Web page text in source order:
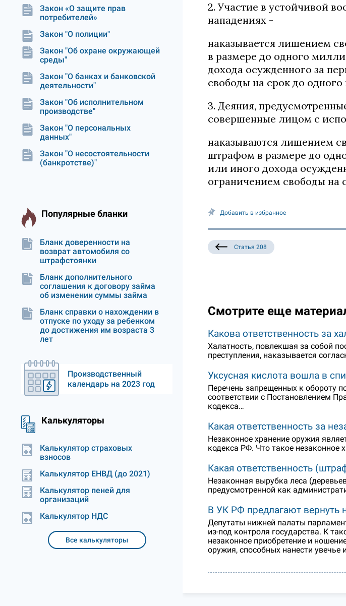
Закон «О защите прав
потребителей»
Закон "О полиции"
Закон "Об охране окружающей
среды"
Закон "О банках и банковской
деятельности"
Закон "Об исполнительном
производстве"
Закон "О персональных
данных"
Закон "О несостоятельности
(банкротстве)"
Популярные бланки
Бланк доверенности на
возврат автомобиля со
штрафстоянки
Бланк дополнительного
соглашения к договору займа
об изменении суммы займа
Бланк справки о нахождении в
отпуске по уходу за ребенком
до достижения им возраста 3
лет
Производственный
календарь на 2023 год
Калькуляторы
Калькулятор страховых
взносов
Калькулятор ЕНВД (до 2021)
Калькулятор пеней для
организаций
Калькулятор НДС
Все калькуляторы
2. Участие в устойчивой
нападениях -
наказывается лишением
в размере до одного
дохода осужденного за
свободы на срок до одного
3. Деяния,
совершенные лицом с
наказываются лишением
штрафом в размере до
или иного дохода
ограничением свободы на
Добавить в избранное
Статья 208
Смотрите еще
Какова ответственность за
Халатность, повлекшая за собой
преступления, наказывается
Уксусная кислота вошла в
Перечень запрещенных к обороту
соответствии с Постановлением
кодекса…
Какая ответственность за
Незаконное хранение оружия
кодекса РФ. Что такое незаконное
Какая ответственность
Незаконная вырубка леса
предусмотренной как
В УК РФ предлагают вернуть
Депутаты нижней палаты
из-под контроля государства. К
незаконное приобретение и
оружия, способных нанести увечье